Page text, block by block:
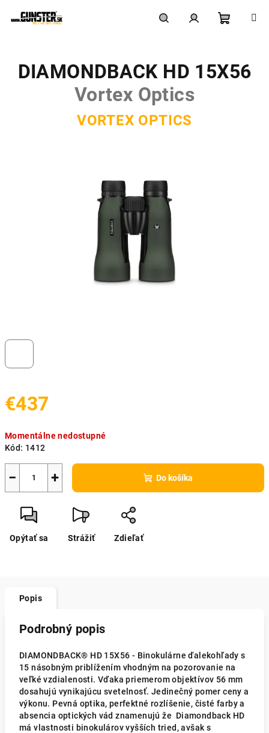
košík
€437
cena:
Momentálne nedostupné
Kód: 1412
+
− Do košíka
Opýtať sa Strážiť Zdieľať
DIAMONDBACK HD 15X56
Vortex Optics
VORTEX OPTICS
Popis
Podrobný popis
DIAMONDBACK® HD 15X56 - Binokulárne ďalekohľady s
15 násobným priblížením vhodným na pozorovanie na
veľké vzdialenosti. Vďaka priemerom objektívov 56 mm
dosahujú vynikajúcu svetelnosť. Jedinečný pomer ceny a
výkonu. Pevná optika, perfektné rozlíšenie, čisté farby a
absencia optických vád znamenujú že Diamondback HD
má vlastnosti binokulárov vyšších tried, avšak s